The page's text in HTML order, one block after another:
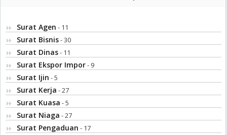
Surat Agen - 11
Surat Bisnis- 30
Surat Dinas- 11
Surat Ekspor Impor- 9
Surat Ijin - 5
Surat Kerja - 27
Surat Kuasa - 5
Surat Niaga - 27
Surat Pengaduan - 17